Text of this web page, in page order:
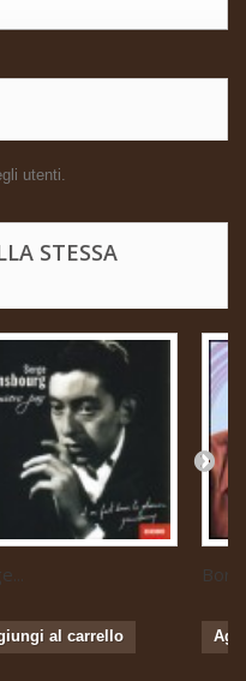
utenti.
STESSA
al carrello